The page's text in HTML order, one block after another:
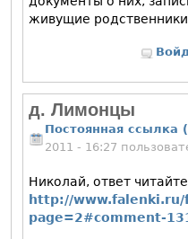
живущие
д. Лимонцы
Постоянная ссылка
2011 - 16:27
Николай, ответ
http://www.falenki.ru/
page=2#comment-